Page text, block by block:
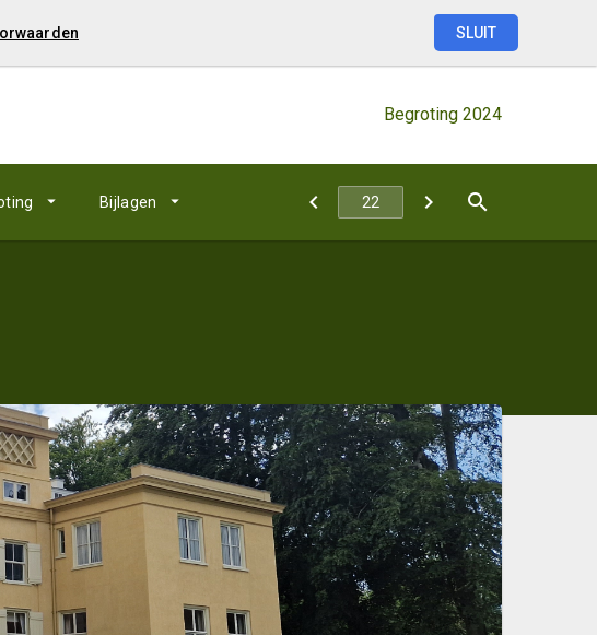
SLUIT
Begroting 2024
Bijlagen